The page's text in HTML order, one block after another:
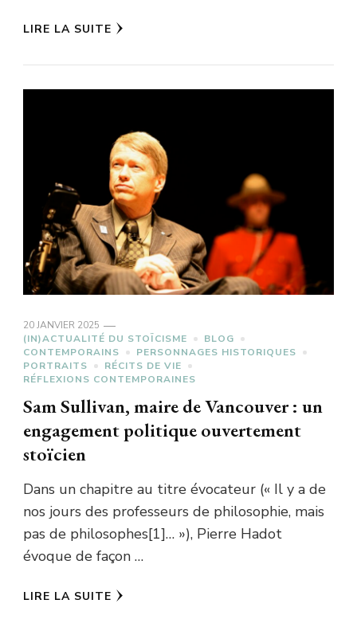
LIRE LA SUITE
20 JANVIER 2025
(IN)ACTUALITÉ DU STOÏCISME
BLOG
CONTEMPORAINS
PERSONNAGES HISTORIQUES
PORTRAITS
RÉCITS DE VIE
RÉFLEXIONS CONTEMPORAINES
Sam Sullivan, maire de Vancouver : un
engagement politique ouvertement
stoïcien
Dans un chapitre au titre évocateur (« Il y a de
nos jours des professeurs de philosophie, mais
pas de philosophes[1]… »), Pierre Hadot
évoque de façon …
LIRE LA SUITE